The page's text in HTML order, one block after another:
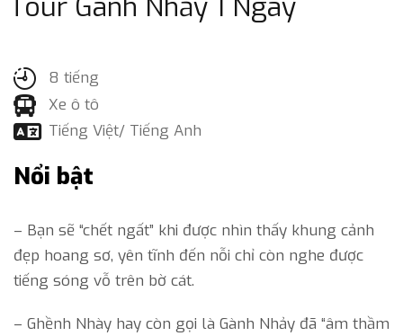
Tour Gành Nhảy 1 Ngày
8 tiếng
Xe ô tô
Tiếng Việt/ Tiếng Anh
Nổi bật
– Bạn sẽ “chết ngất” khi được nhìn thấy khung cảnh
đẹp hoang sơ, yên tĩnh đến nỗi chỉ còn nghe được
tiếng sóng vỗ trên bờ cát.
– Ghềnh Nhày hay còn gọi là Gành Nhảy đã “âm thầm